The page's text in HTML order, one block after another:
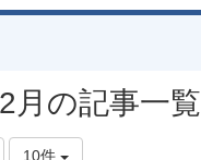
月の記事一覧
10件